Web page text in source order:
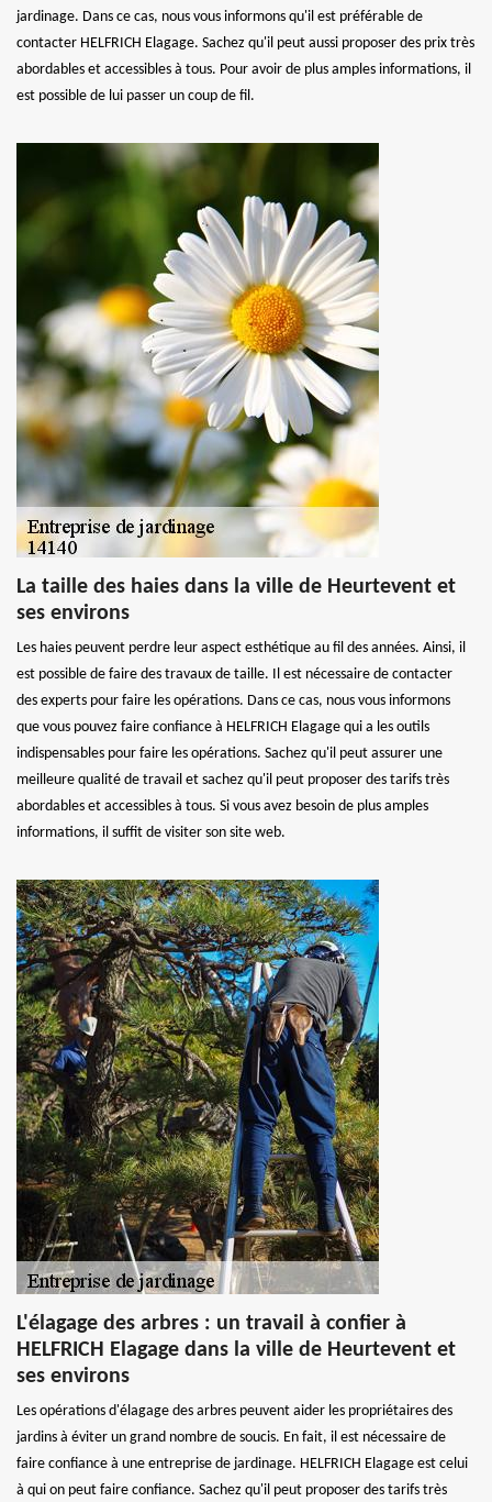
jardinage. Dans ce cas, nous vous informons qu'il est préférable de
contacter HELFRICH Elagage. Sachez qu'il peut aussi proposer des prix très
abordables et accessibles à tous. Pour avoir de plus amples informations, il
est possible de lui passer un coup de fil.
La taille des haies dans la ville de Heurtevent et
ses environs
Les haies peuvent perdre leur aspect esthétique au fil des années. Ainsi, il
est possible de faire des travaux de taille. Il est nécessaire de contacter
des experts pour faire les opérations. Dans ce cas, nous vous informons
que vous pouvez faire confiance à HELFRICH Elagage qui a les outils
indispensables pour faire les opérations. Sachez qu'il peut assurer une
meilleure qualité de travail et sachez qu'il peut proposer des tarifs très
abordables et accessibles à tous. Si vous avez besoin de plus amples
informations, il suffit de visiter son site web.
L'élagage des arbres : un travail à confier à
HELFRICH Elagage dans la ville de Heurtevent et
ses environs
Les opérations d'élagage des arbres peuvent aider les propriétaires des
jardins à éviter un grand nombre de soucis. En fait, il est nécessaire de
faire confiance à une entreprise de jardinage. HELFRICH Elagage est celui
à qui on peut faire confiance. Sachez qu'il peut proposer des tarifs très